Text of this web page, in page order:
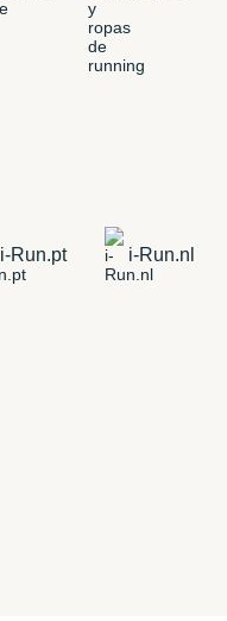
i-Run.pt i-Run.nl